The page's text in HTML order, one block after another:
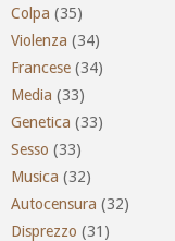
Colpa (35)
Violenza (34)
Francese (34)
Media (33)
Genetica (33)
Sesso (33)
Musica (32)
Autocensura (32)
Disprezzo (31)